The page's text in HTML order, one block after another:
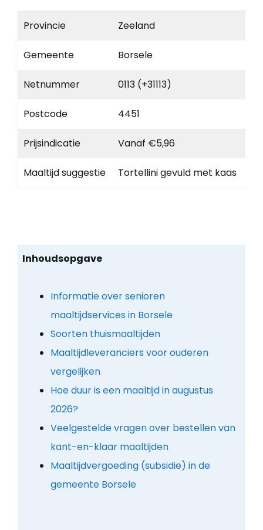
Provincie Zeeland
Gemeente Borsele
Netnummer 0113 (+31113)
Postcode 4451
Prijsindicatie Vanaf €5,96
Maaltijd suggestie Tortellini gevuld met kaas
Inhoudsopgave
Informatie over senioren
maaltijdservices in Borsele
Soorten thuismaaltijden
Maaltijdleveranciers voor ouderen
vergelijken
Hoe duur is een maaltijd in augustus
2026?
Veelgestelde vragen over bestellen van
kant-en-klaar maaltijden
Maaltijdvergoeding (subsidie) in de
gemeente Borsele